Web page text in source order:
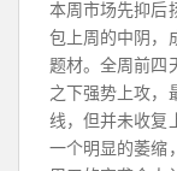
本周市场先抑后
包上周的中阴，
题材。全周前四
之下强势上攻，
线，但并未收复
一个明显的萎缩